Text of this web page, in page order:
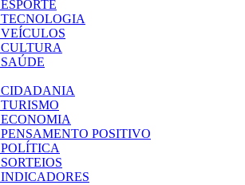
ESPORTE
TECNOLOGIA
VEÍCULOS
CULTURA
SAÚDE
CIDADANIA
TURISMO
ECONOMIA
PENSAMENTO POSITIVO
POLÍTICA
SORTEIOS
INDICADORES